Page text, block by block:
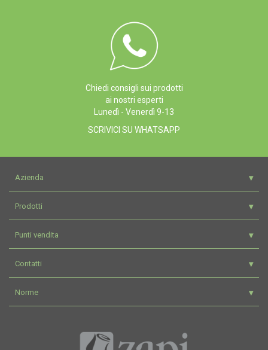
Chiedi consigli sui prodotti
ai nostri esperti
Lunedì - Venerdì 9-13
SCRIVICI SU WHATSAPP
Azienda
Prodotti
Punti vendita
Contatti
Norme